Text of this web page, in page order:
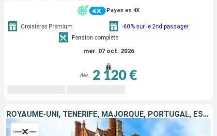
Payez en 4X
Croisières Premium
-60% sur le 2nd passager
Pension complète
mer. 07 oct. 2026
dès 2 120 €
ROYAUME-UNI, TENERIFE, MAJORQUE, PORTUGAL, ESPAGNE